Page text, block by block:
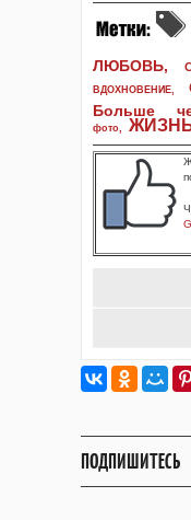
ЛЮБОВЬ,
ВДОХНОВЕНИЕ,
Больше
фото,
ПОДПИШИТЕСЬ